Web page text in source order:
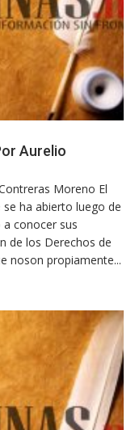
Aurelio
Moreno El
ha abierto luego de
a conocer sus
de los Derechos de
noson propiamente...